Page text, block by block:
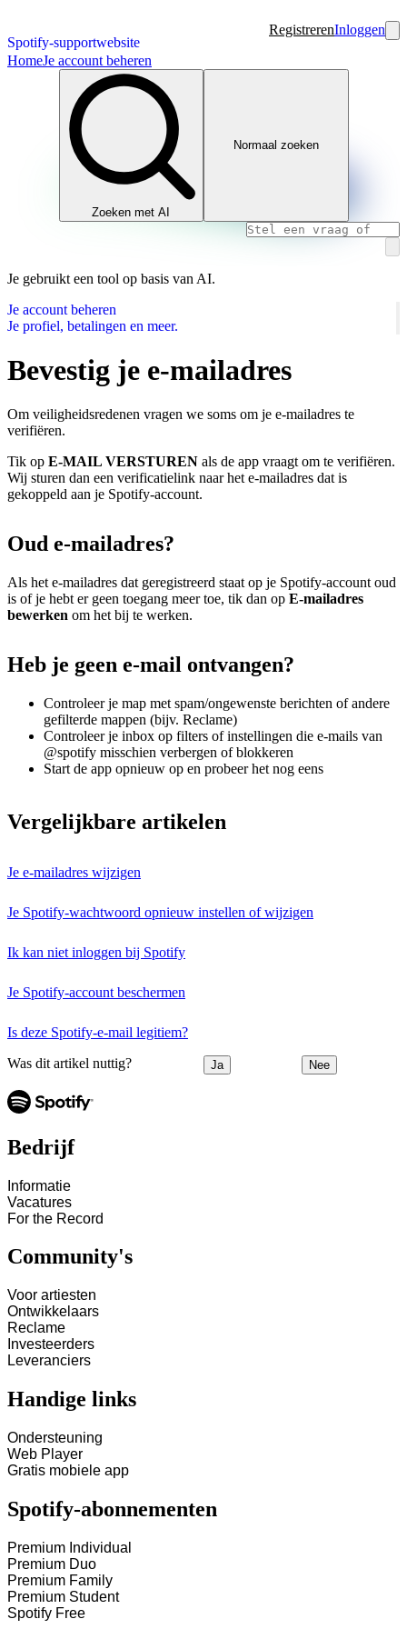
Spotify-supportwebsite
RegistrerenInloggen
HomeJe account beheren
Zoeken met AI
Normaal zoeken
Je gebruikt een tool op basis van AI.
Je account beheren
Je profiel, betalingen en meer.
Bevestig je e-mailadres
Om veiligheidsredenen vragen we soms om je e-mailadres te
verifiëren.
Tik op E-MAIL VERSTUREN als de app vraagt om te verifiëren.
Wij sturen dan een verificatielink naar het e-mailadres dat is
gekoppeld aan je Spotify-account.
Oud e-mailadres?
Als het e-mailadres dat geregistreerd staat op je Spotify-account oud
is of je hebt er geen toegang meer toe, tik dan op E-mailadres
bewerken om het bij te werken.
Heb je geen e-mail ontvangen?
Controleer je map met spam/ongewenste berichten of andere
gefilterde mappen (bijv. Reclame)
Controleer je inbox op filters of instellingen die e-mails van
@spotify misschien verbergen of blokkeren
Start de app opnieuw op en probeer het nog eens
Vergelijkbare artikelen
Je e-mailadres wijzigen
Je Spotify-wachtwoord opnieuw instellen of wijzigen
Ik kan niet inloggen bij Spotify
Je Spotify-account beschermen
Is deze Spotify-e-mail legitiem?
Was dit artikel nuttig? Ja Nee
Bedrijf
Informatie
Vacatures
For the Record
Community's
Voor artiesten
Ontwikkelaars
Reclame
Investeerders
Leveranciers
Handige links
Ondersteuning
Web Player
Gratis mobiele app
Spotify-abonnementen
Premium Individual
Premium Duo
Premium Family
Premium Student
Spotify Free